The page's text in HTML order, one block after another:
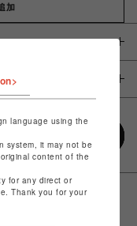
加
language using the
system, it may not be
content of the
for any direct or
Thank you for your